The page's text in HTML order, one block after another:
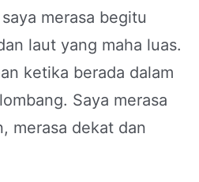
merasa begitu
laut yang maha luas.
ketika berada dalam
Saya merasa
merasa dekat dan